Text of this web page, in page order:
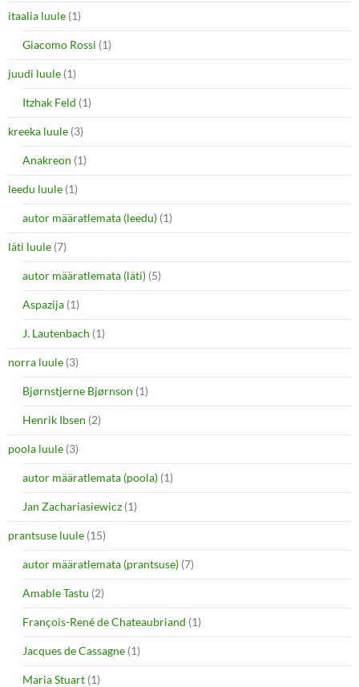
itaalia luule (1)
Giacomo Rossi (1)
juudi luule (1)
Itzhak Feld (1)
kreeka luule (3)
Anakreon (1)
leedu luule (1)
autor määratlemata (leedu) (1)
läti luule (7)
autor määratlemata (läti) (5)
Aspazija (1)
J. Lautenbach (1)
norra luule (3)
Bjørnstjerne Bjørnson (1)
Henrik Ibsen (2)
poola luule (3)
autor määratlemata (poola) (1)
Jan Zachariasiewicz (1)
prantsuse luule (15)
autor määratlemata (prantsuse) (7)
Amable Tastu (2)
François-René de Chateaubriand (1)
Jacques de Cassagne (1)
Maria Stuart (1)